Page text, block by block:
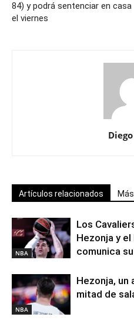
84) y podrá sentenciar en casa
el viernes
Artículos relacionados
NBA
Los
Hezonja y
comunica
NBA
Hezonja, un
mitad de